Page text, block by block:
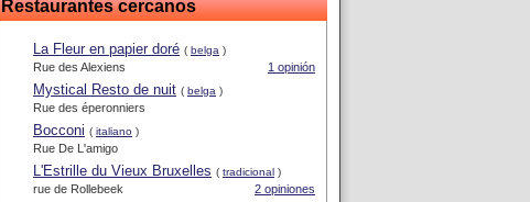
Restaurantes cercanos
La Fleur en papier doré ( belga )
1 opinión
Rue des Alexiens
Mystical Resto de nuit ( belga )
Rue des éperonniers
Bocconi ( italiano )
Rue De L'amigo
L'Estrille du Vieux Bruxelles ( tradicional )
2 opiniones
rue de Rollebeek